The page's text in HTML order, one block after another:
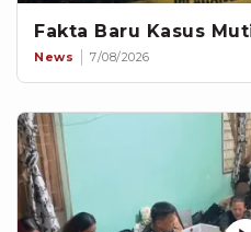
Fakta Baru Kasus
News 7/08/2026